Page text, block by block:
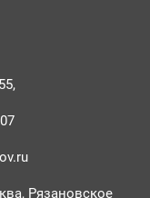
Рязановское